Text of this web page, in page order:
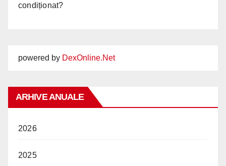
condiționat?
powered by DexOnline.Net
ARHIVE ANUALE
2026
2025